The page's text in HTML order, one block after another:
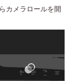
カメラロールを開